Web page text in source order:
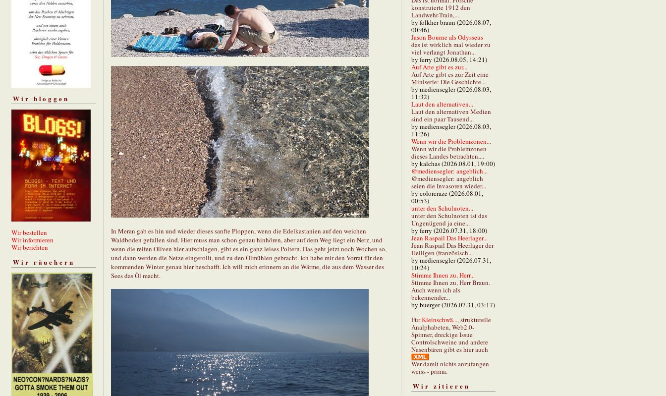
Wir bloggen
Wir bestellen
Wir informieren
Wir berichten
Wir räuchern
In Meran gab es hin und wieder dieses sanfte Ploppen, wenn die Edelkastanien auf den weichen
Waldboden gefallen sind. Hier muss man schon genau hinhören, aber auf dem Weg liegt ein Netz, und
wenn die reifen Oliven hier aufschlagen, gibt es ein ganz leises Poltern. Das geht jetzt noch Wochen so,
und dann werden die Netze eingerollt, und zu den Ölmühlen gebracht. Ich habe mir den Vorrat für den
kommenden Winter genau hier beschafft. Ich will mich erinnern an die Wärme, die aus dem Wasser des
Sees das Öl macht.
konstruierte 1912 den
Landwehr-Train,...
by folkher braun (2026.08.07,
00:46)
Jason Bourne als Odysseus
das ist wirklich mal wieder zu
viel verlangt Jonathan...
by ferry (2026.08.05, 14:21)
Auf Arte gibt es zur...
Auf Arte gibt es zur Zeit eine
Miniserie: Die Geschichte...
by mediensegler (2026.08.03,
11:32)
Laut den alternativen...
Laut den alternativen Medien
sind ein paar Tausend...
by mediensegler (2026.08.03,
11:26)
Wenn wir die Problemzonen...
Wenn wir die Problemzonen
dieses Landes betrachten,...
by kalchas (2026.08.01, 19:00)
@mediensegler: angeblich...
@mediensegler: angeblich
seien die Invasoren wieder...
by colorcraze (2026.08.01,
00:53)
unter den Schulnoten...
unter den Schulnoten ist das
Ungenügend ja eine...
by ferry (2026.07.31, 18:00)
Jean Raspail Das Heerlager...
Jean Raspail Das Heerlager der
Heiligen (französisch...
by mediensegler (2026.07.31,
10:24)
Stimme Ihnen zu, Herr...
Stimme Ihnen zu, Herr Braun.
Auch wenn ich als
bekennender...
by buerger (2026.07.31, 03:17)
FürKleinschwä..., strukturelle
Analphabeten, Web2.0-
Spinner, dreckige Issue
Controlschweine und andere
Nasenbären gibt es hier auch
Wer damit nichts anzufangen
weiss - prima.
Wir zitieren